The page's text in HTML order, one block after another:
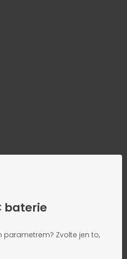
baterie
parametrem? Zvolte jen to,